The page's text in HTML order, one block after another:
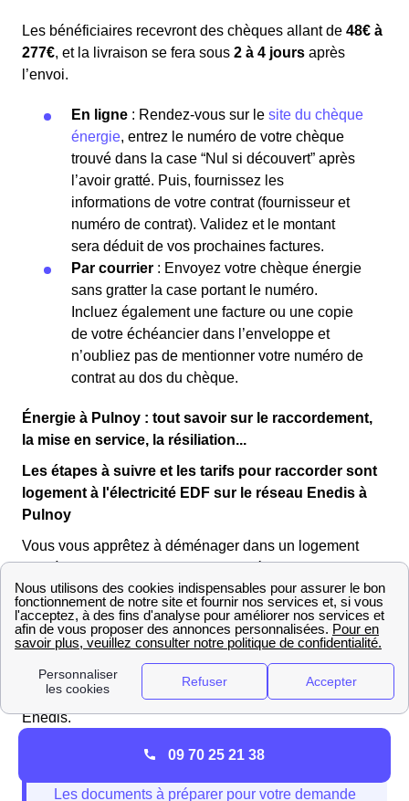
Les bénéficiaires recevront des chèques allant de 48€ à
277€, et la livraison se fera sous 2 à 4 jours après
l’envoi.
En ligne : Rendez-vous sur le site du chèque
énergie, entrez le numéro de votre chèque
trouvé dans la case “Nul si découvert” après
l’avoir gratté. Puis, fournissez les
informations de votre contrat (fournisseur et
numéro de contrat). Validez et le montant
sera déduit de vos prochaines factures.
Par courrier : Envoyez votre chèque énergie
sans gratter la case portant le numéro.
Incluez également une facture ou une copie
de votre échéancier dans l’enveloppe et
n’oubliez pas de mentionner votre numéro de
contrat au dos du chèque.
Énergie à Pulnoy : tout savoir sur le raccordement,
la mise en service, la résiliation...
Les étapes à suivre et les tarifs pour raccorder sont
logement à l'électricité EDF sur le réseau Enedis à
Pulnoy
Vous vous apprêtez à déménager dans un logement
neuf à Pulnoy ? Vous devrez alors déposer une
demande de raccordement auprès d’Enedis Meurthe-et-
Moselle.
Les Pulnéennes et les Pulnéens souhaitantfaire
raccorder leur logement
doivent déposer un dossier de
demande sur le site internet du gestionnaire de réseau,
Enedis.
09 70 25 21 38